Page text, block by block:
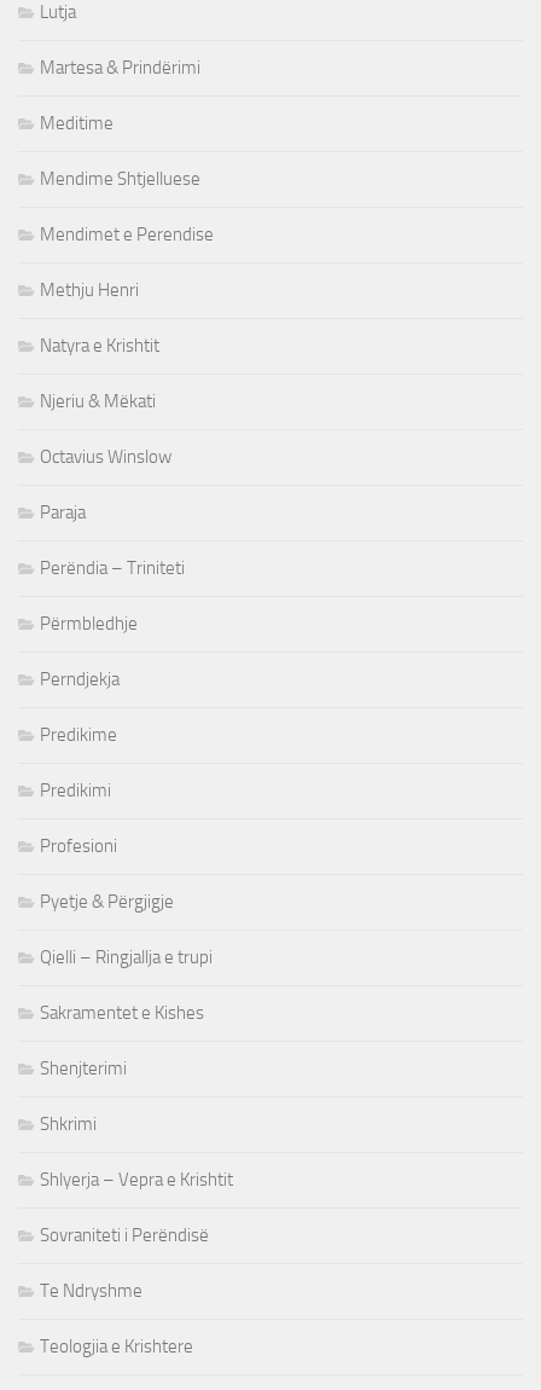
Lutja
Martesa & Prindërimi
Meditime
Mendime Shtjelluese
Mendimet e Perendise
Methju Henri
Natyra e Krishtit
Njeriu & Mëkati
Octavius Winslow
Paraja
Perëndia – Triniteti
Përmbledhje
Perndjekja
Predikime
Predikimi
Profesioni
Pyetje & Përgjigje
Qielli – Ringjallja e trupi
Sakramentet e Kishes
Shenjterimi
Shkrimi
Shlyerja – Vepra e Krishtit
Sovraniteti i Perëndisë
Te Ndryshme
Teologjia e Krishtere